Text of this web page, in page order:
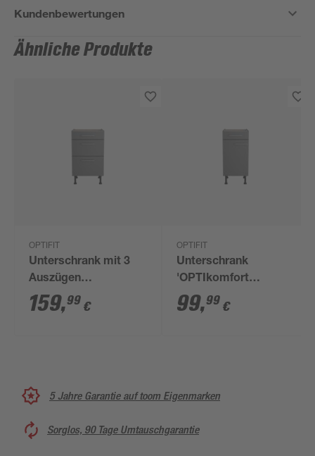
Kundenbewertungen
Ähnliche Produkte
OPTIFIT
Unterschrank mit 3
Auszügen
'OPTIkomfort
Mats825' basaltgrau
159,99 €
OPTIFIT
Unterschrank
'OPTIkomfort
Mats825' basaltgrau
40 x 87 x 58,4 cm
99,99 €
5 Jahre Garantie auf toom Eigenmarken
Sorglos, 90 Tage Umtauschgarantie